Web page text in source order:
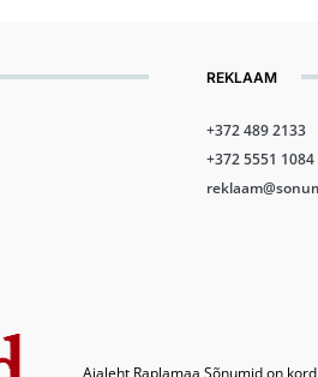
REKLAAM
+372 489 2133
+372 5551 1084
Ajaleht Raplamaa Sõnumid on